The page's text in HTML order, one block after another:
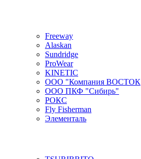
Freeway
Alaskan
Sundridge
ProWear
KINETIC
ООО "Компания ВОСТОК
ООО ПКФ "Сибирь"
РОКС
Fly Fisherman
Элементаль